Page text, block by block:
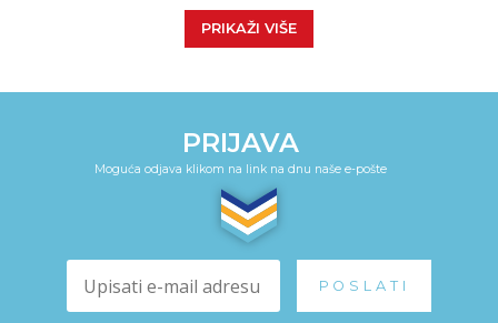
PRIKAŽI VIŠE
PRIJAVA
Moguća odjava klikom na link na dnu naše e-pošte